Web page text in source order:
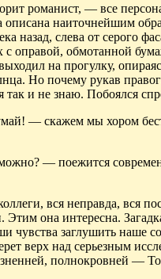
романист, — все
описана наиточнейшим
назад, слева от серого
с оправой, обмотанной
на прогулку,
Но почему рукав
так и не знаю. Побоялся
— скажем мы хором
— поежится
вся неправда, вся
. Этим она интересна.
чувства заглушить наше
верх над серьезным
полнокровней —